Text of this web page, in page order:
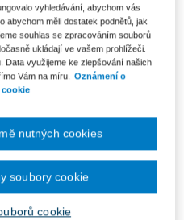
1 441 Kč
Ušetříte 759 Kč
DMOC 2 200 Kč
kniha
dnů
Vložit do košíku
Ceny jsou včetně DPH
vyhledávání, abychom vás
abychom měli dostatek podnětů, jak
souhlas se zpracováním souborů
ukládají ve vašem prohlížeči.
Data využijeme ke zlepšování našich
Vám na míru.
Oznámení o
cookie
nutných cookies
soubory cookie